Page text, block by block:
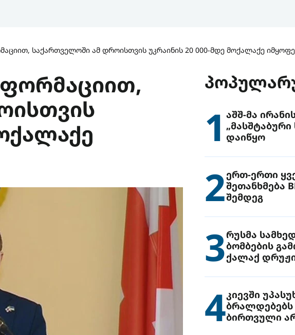
საქართველოში ამ დროისთვის უკრაინის 20 000-მდე მოქალაქე
1აშშ-მა
დაიწყო
2ერთ-ერთი
შეთანხმება
შემდეგ
3რუსმა
ბომბების
ქალაქ
4კიევში
ბრალდებებს
ბირთვული